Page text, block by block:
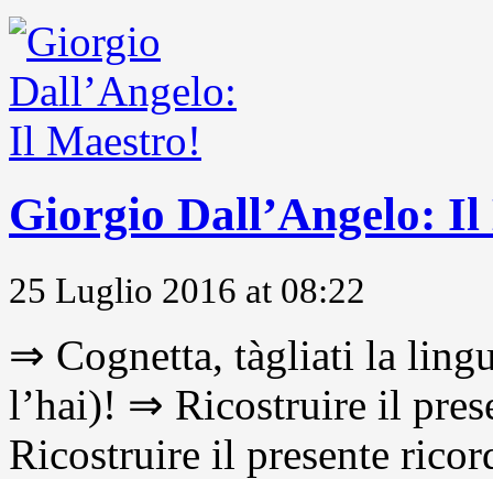
Giorgio Dall’Angelo:
25 Luglio 2016 at 08:22
⇒ Cognetta, tàgliati la
l’hai)! ⇒ Ricostruire il
Ricostruire il presente